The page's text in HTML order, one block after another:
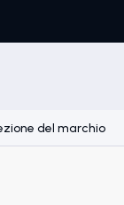
del marchio